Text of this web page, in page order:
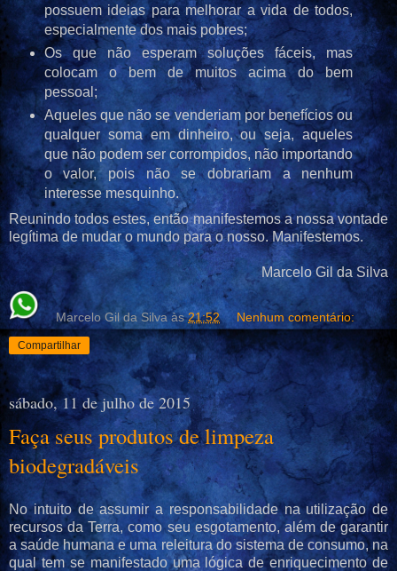
possuem ideias para melhorar a vida de todos,
especialmente dos mais pobres;
Os que não esperam soluções fáceis, mas
colocam o bem de muitos acima do bem
pessoal;
Aqueles que não se venderiam por benefícios ou
qualquer soma em dinheiro, ou seja, aqueles
que não podem ser corrompidos, não importando
o valor, pois não se dobrariam a nenhum
interesse mesquinho.
Reunindo todos estes, então manifestemos a nossa vontade
legítima de mudar o mundo para o nosso. Manifestemos.
Marcelo Gil da Silva
Marcelo Gil da Silva às21:52 Nenhum comentário:
Compartilhar
sábado, 11 de julho de 2015
Faça seus produtos de limpeza
biodegradáveis
No intuito de assumir a responsabilidade na utilização de
recursos da Terra, como seu esgotamento, além de garantir
a saúde humana e uma releitura do sistema de consumo, na
qual tem se manifestado uma lógica de enriquecimento de